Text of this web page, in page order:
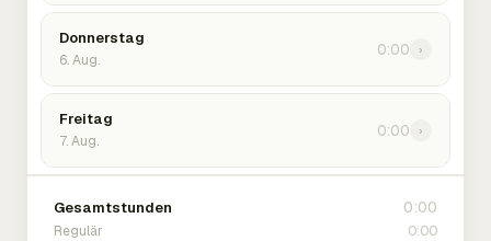
Donnerstag
6. Aug.
0:00 ›
Freitag
7. Aug.
0:00 ›
Gesamtstunden 0:00
Regulär 0:00